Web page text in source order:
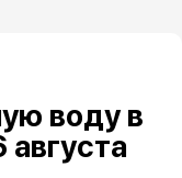
воду в